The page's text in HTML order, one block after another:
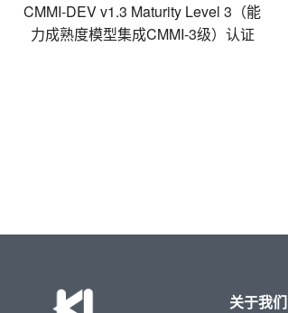
CMMI-DEV v1.3 Maturity Level 3（能
力成熟度模型集成CMMI-3级）认证
关于我们